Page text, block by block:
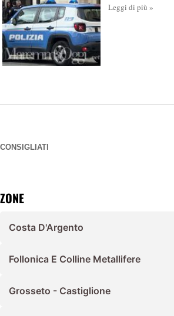
Leggi di più »
CONSIGLIATI
ZONE
Costa D'Argento
Follonica E Colline Metallifere
Grosseto - Castiglione